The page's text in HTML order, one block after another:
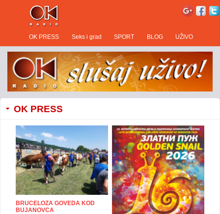
OK PRESS Seks i grad SPORT BLOG UŽIVO
OK PRESS
BRUCELOZA GOVEDA KOD
BUJANOVCA